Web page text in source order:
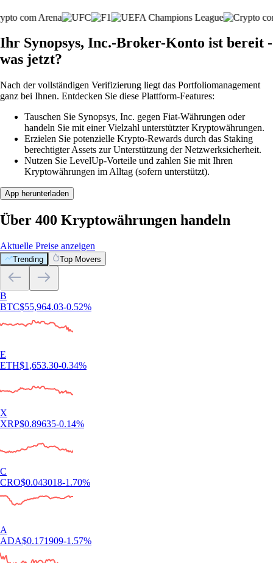
Ihr Synopsys, Inc.-Broker-Konto ist bereit -
was jetzt?
Nach der vollständigen Verifizierung liegt das Portfoliomanagement
ganz bei Ihnen. Entdecken Sie diese Plattform-Features:
Tauschen Sie Synopsys, Inc. gegen Fiat-Währungen oder
handeln Sie mit einer Vielzahl unterstützter Kryptowährungen.
Erzielen Sie potenzielle Krypto-Rewards durch das Staking
berechtigter Assets zur Unterstützung der Netzwerksicherheit.
Nutzen Sie LevelUp-Vorteile und zahlen Sie mit Ihren
Kryptowährungen im Alltag (sofern unterstützt).
App herunterladen
Über 400 Kryptowährungen handeln
Aktuelle Preise anzeigen
Trending Top Movers
B
BTC$55,964.03-0.52%
E
ETH$1,653.30-0.34%
X
XRP$0.89635-0.14%
C
CRO$0.043018-1.70%
A
ADA$0.171909-1.57%